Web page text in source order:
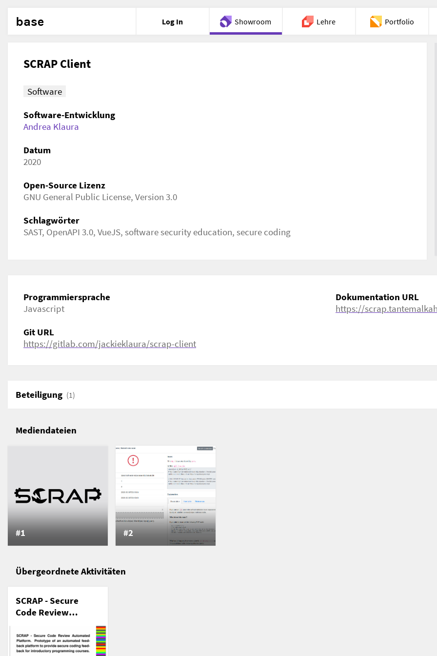
base Log In Showroom Lehre Portfolio
SCRAP Client
Software
Software-Entwicklung
Andrea Klaura
Datum
2020
Open-Source Lizenz
GNU General Public License, Version 3.0
Schlagwörter
SAST, OpenAPI 3.0, VueJS, software security education, secure coding
Programmiersprache
Javascript
Git URL
https://gitlab.com/jackieklaura/scrap-client
Dokumentation URL
https://
Beteiligung (1)
Mediendateien
#1 #2
Übergeordnete Aktivitäten
SCRAP - Secure
Code Review
Platform, A
prototype for the